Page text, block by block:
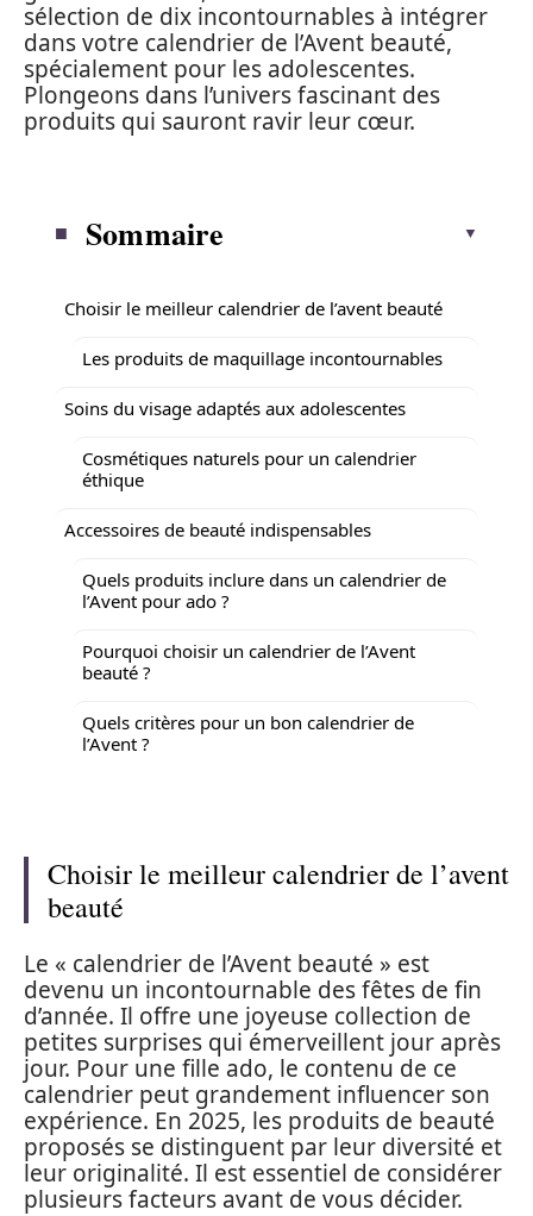
sélection de dix incontournables à intégrer
dans votre calendrier de l’Avent beauté,
spécialement pour les adolescentes.
Plongeons dans l’univers fascinant des
produits qui sauront ravir leur cœur.
Sommaire
Choisir le meilleur calendrier de l’avent beauté
Les produits de maquillage incontournables
Soins du visage adaptés aux adolescentes
Cosmétiques naturels pour un calendrier
éthique
Accessoires de beauté indispensables
Quels produits inclure dans un calendrier de
l’Avent pour ado ?
Pourquoi choisir un calendrier de l’Avent
beauté ?
Quels critères pour un bon calendrier de
l’Avent ?
Choisir le meilleur calendrier de l’avent
beauté
Le « calendrier de l’Avent beauté » est
devenu un incontournable des fêtes de fin
d’année. Il offre une joyeuse collection de
petites surprises qui émerveillent jour après
jour. Pour une fille ado, le contenu de ce
calendrier peut grandement influencer son
expérience. En 2025, les produits de beauté
proposés se distinguent par leur diversité et
leur originalité. Il est essentiel de considérer
plusieurs facteurs avant de vous décider.